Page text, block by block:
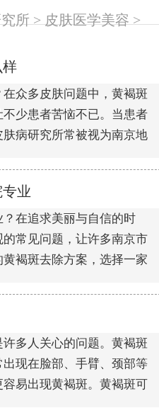
所 > 皮肤医学美容 >
样
众多皮肤问题中，黄褐斑
少患者苦恼不已。当患者
病研究所常被视为南京地
业
在追求美丽与自信的时
常见问题，让许多南京市
褐斑去除方案，选择一家
多人关心的问题。黄褐斑
现在脸部、手臂、颈部等
易出现黄褐斑。黄褐斑可